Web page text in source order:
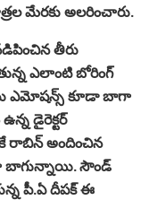
మేరకు అలరించారు.
తీరు
ఎలాంటి బోరింగ్
ఎమోషన్స్ కూడా బాగా
డైరెక్టర్
కే రాబిన్ అందించిన
బాగున్నాయి. సౌండ్
పీ.ఏ దీపక్ ఈ